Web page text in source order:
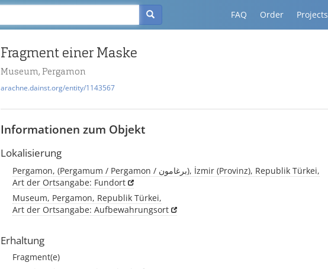
FAQ Order Projects
Fragment einer Maske
Museum, Pergamon
arachne.dainst.org/entity/1143567
Informationen zum Objekt
Lokalisierung
Pergamon, (Pergamum / Pergamon / برغامون), İzmir (Provinz), Republik Türkei,
Art der Ortsangabe: Fundort
Museum, Pergamon, Republik Türkei,
Art der Ortsangabe: Aufbewahrungsort
Erhaltung
Fragment(e)